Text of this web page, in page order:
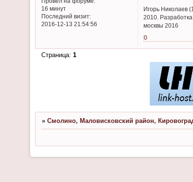
16 минут
Последний визит:
2016-12-13 21:54:56
Игорь Николаев
2010.
москвы 2016
0
Страница: 1
» Смолино, Маловисковский район,